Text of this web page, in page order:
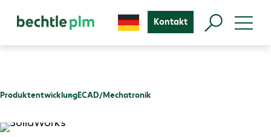
Kontakt
ProduktentwicklungECAD/Mechatronik